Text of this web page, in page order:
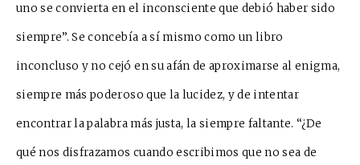
uno se convierta en el inconsciente que debió haber sido
siempre”. Se concebía a símismo como un libro
inconcluso y no cejó en su afán de aproximarse al enigma,
siempre más poderoso que la lucidez, y de intentar
encontrar lapalabramás justa, la siempre faltante. “¿De
qué nos disfrazamos cuando escribimos que no sea de